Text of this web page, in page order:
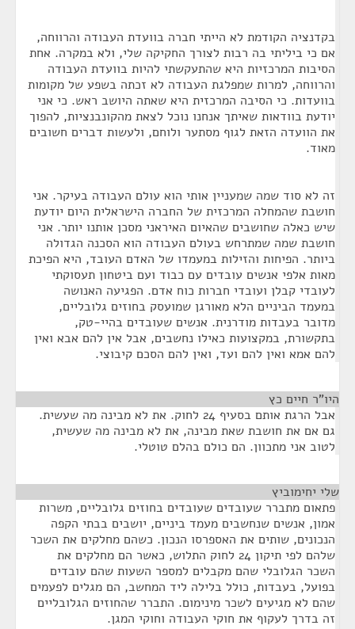
בקדנציה הקודמת לא הייתי חברה בוועדת העבודה והרווחה,
אם כי ביליתי בה רבות לצורך החקיקה שלי, ולא במקרה. אחת
הסיבות המרכזיות היא שהתעקשתי להיות בוועדת העבודה
והרווחה, למרות שמפלגת העבודה לא זכתה בשפע של מקומות
בוועדות. כי הסיבה המרכזית היא שאתה היושב ראש. כי אני
יודעת בוודאות שאיתך אנחנו נוכל לצאת מהקונבנציות, להפוך
את הוועדה הזאת לגוף מסתער ולוחם, ולעשות דברים חשובים
מאוד.
זה לא סוד שמה שמעניין אותי הוא עולם העבודה בעיקר. אני
חושבת שהמחלה המרכזית של החברה הישראלית היום יודעת
שיש כאלה שחושבים שהאיום האיראני מסכן אותנו יותר. אני
חושבת שמה שמתרחש בעולם העבודה הוא הסכנה הגדולה
ביותר. הפיחות והזילות במעמדו של האדם העובד, היא הפיכת
מאות אלפי אנשים עובדים עם כבוד ועם ביטחון תעסוקתי
לעובדי קבלן ועובדי חברות כוח אדם. הפגיעה האנושה
במעמד הביניים הלא מאורגן שמועסק בחוזים גלובליים,
מדובר בעבדות מודרנית. אנשים שעובדים בהיי-טק,
בתקשורת, במקצועות כאילו נחשבים, אבל אין להם אבא ואין
להם אמא ואין להם ועד, ואין להם הסכם קיבוצי.
היו"ר חיים כץ
אבל הרגת אותם בסעיף 24 לחוק. את לא מבינה מה שעשית.
גם אם את חושבת שאת מבינה, את לא מבינה מה שעשית,
לטוב אני מתכוון. הם כולם בהלם טוטלי.
שלי יחימוביץ
פתאום מתברר שעובדים שעובדים בחוזים גלובליים, משרות
אמון, אנשים שנחשבים מעמד ביניים, יושבים בבתי הקפה
הנכונים, שותים את האספרסו הנכון. כשהם מחלקים את השכר
שלהם לפי תיקון 24 לחוק התלוש, כאשר הם מחלקים את
השכר הגלובלי שהם מקבלים למספר השעות שהם עובדים
בפועל, בעבדות, כולל בלילה ליד המחשב, הם מגלים לפעמים
שהם לא מגיעים לשכר מינימום. התברר שהחוזים הגלובליים
זה בדרך לעקוף את חוקי העבודה וחוקי המגן.